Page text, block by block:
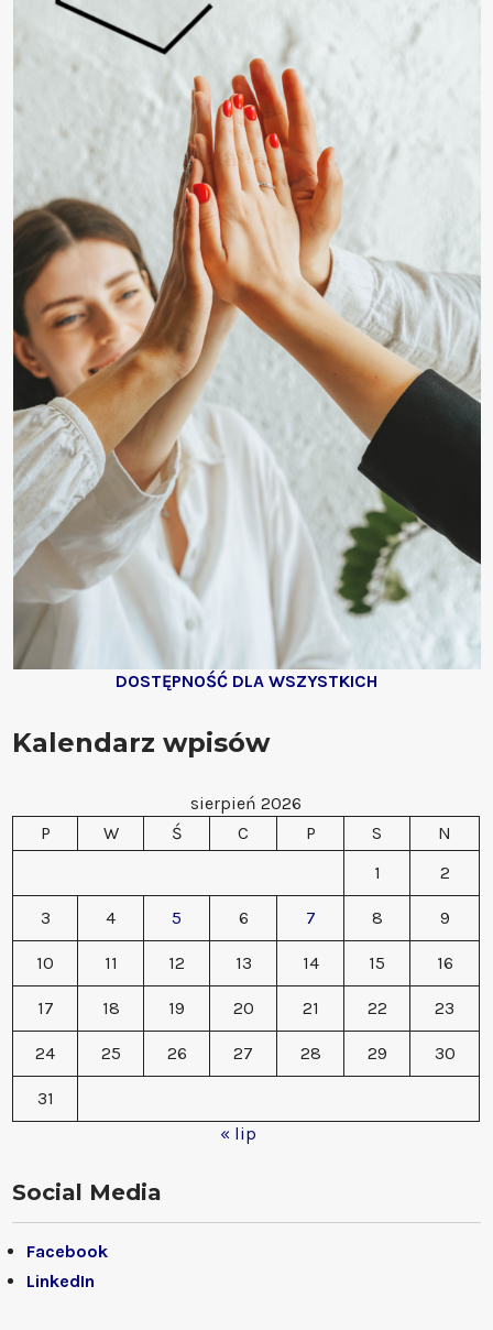
DOSTĘPNOŚĆ DLA WSZYSTKICH
Kalendarz wpisów
sierpień 2026
P
W Ś C P S
N
1
2
3 4 5 6 7 8 9
10 11 12 13 14 15 16
17 18 19 20 21 22 23
24 25 26 27 28 29 30
31
« lip
Social Media
Facebook
LinkedIn